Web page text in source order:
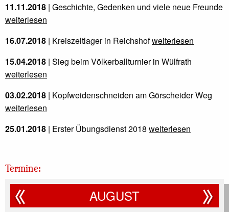
11.11.2018 | Geschichte, Gedenken und viele neue Freunde
weiterlesen
16.07.2018 | Kreiszeltlager in Reichshofweiterlesen
15.04.2018 | Sieg beim Völkerballturnier in Wülfrath
weiterlesen
03.02.2018 | Kopfweidenschneiden am Görscheider Weg
weiterlesen
25.01.2018 | Erster Übungsdienst 2018 weiterlesen
Jubiläums-Fußballturnier
15.10.2017| Kreisalarmübung in Hildenweiterlesen
29.07.2017
| Berufsfeuerwehrtag 2017
Termine:
AUGUST